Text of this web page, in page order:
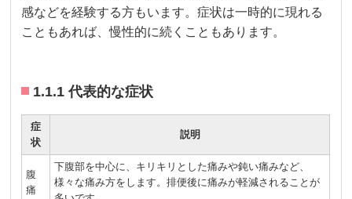
感などを経験する方もいます。症状は一時的に現れる
こともあれば、慢性的に続くこともあります。
1.1.1 代表的な症状
症
状
説明
腹
痛
下腹部を中心に、キリキリとした痛みや鈍い痛みなど、
様々な痛み方をします。排便後に痛みが軽減されることが